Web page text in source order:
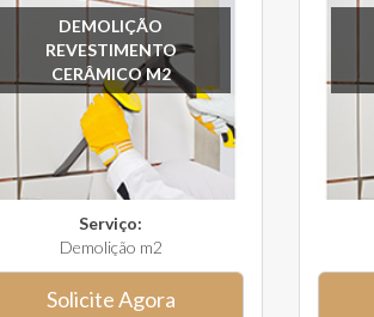
DEMOLIÇÃO
REVESTIMENTO
CERÂMICO M2
Serviço:
Demolição m2
Solicite Agora